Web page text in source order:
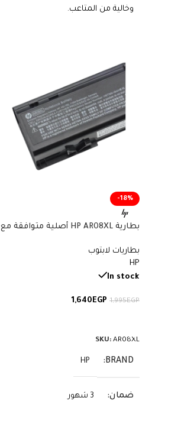
وخالية من المتاعب.
-18%
بطارية HP AR08XL أصلية متوافقة مع
بطاريات لابتوب
HP
In stock
1,995EGP
1,640EGP
SKU: AR08XL
BRAND
HP
ضمان 3 شهور